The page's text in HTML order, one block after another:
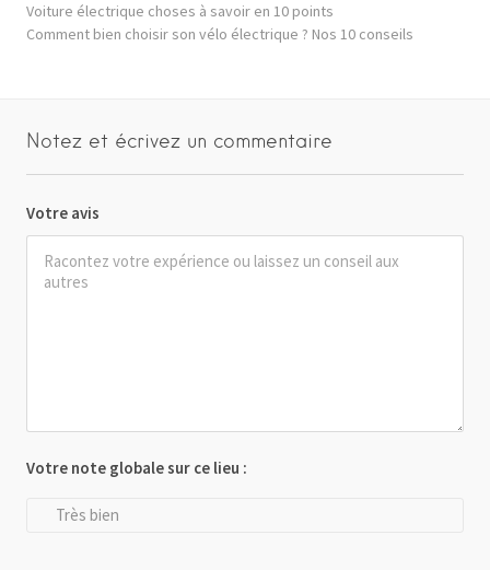
Voiture électrique choses à savoir en 10 points
Comment bien choisir son vélo électrique ? Nos 10 conseils
Notez et écrivez un commentaire
Votre avis
Votre note globale sur ce lieu :
Très bien